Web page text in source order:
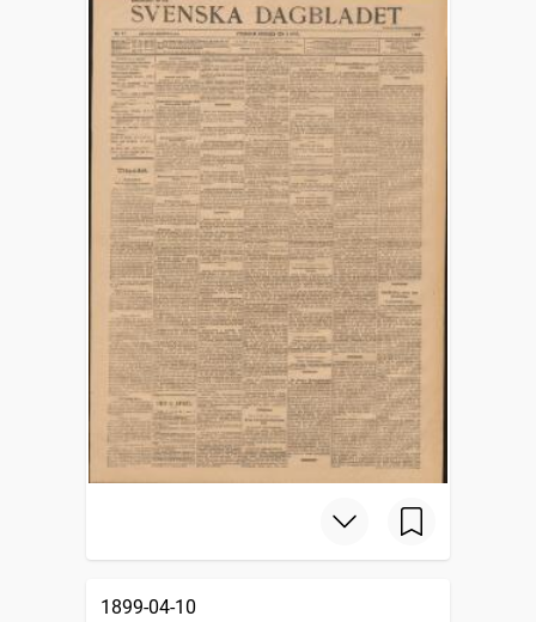
1899-04-10